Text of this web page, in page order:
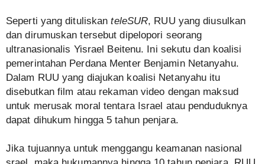
Seperti yang dituliskanteleSUR, RUU yang diusulkan
dan dirumuskan tersebut dipelopori seorang
ultranasionalis Yisrael Beitenu. Ini sekutu dan koalisi
pemerintahan Perdana Menter Benjamin Netanyahu.
Dalam RUU yang diajukan koalisi Netanyahu itu
disebutkan film atau rekaman video dengan maksud
untuk merusak moral tentara Israel atau penduduknya
dapat dihukum hingga 5 tahun penjara.
Jika tujuannya untuk menggangu keamanan nasional